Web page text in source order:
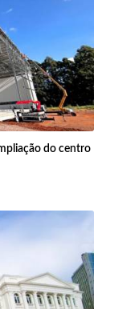
do centro